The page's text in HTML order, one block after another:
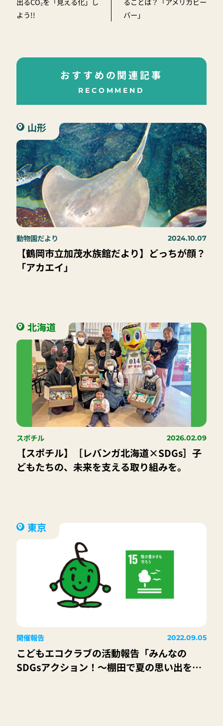
よう!!
バー」
おすすめの関連記事
RECOMMEND
山形
動物園だより 2024.10.07
【鶴岡市立加茂水族館だより】どっちが顔？
「アカエイ」
北海道
スポチル 2026.02.09
【スポチル】［レバンガ北海道×SDGs］子
どもたちの、未来を支える取り組みを。
東京
開催報告 2022.09.05
こどもエコクラブの活動報告「みんなの
SDGsアクション！～棚田で夏の思い出を・